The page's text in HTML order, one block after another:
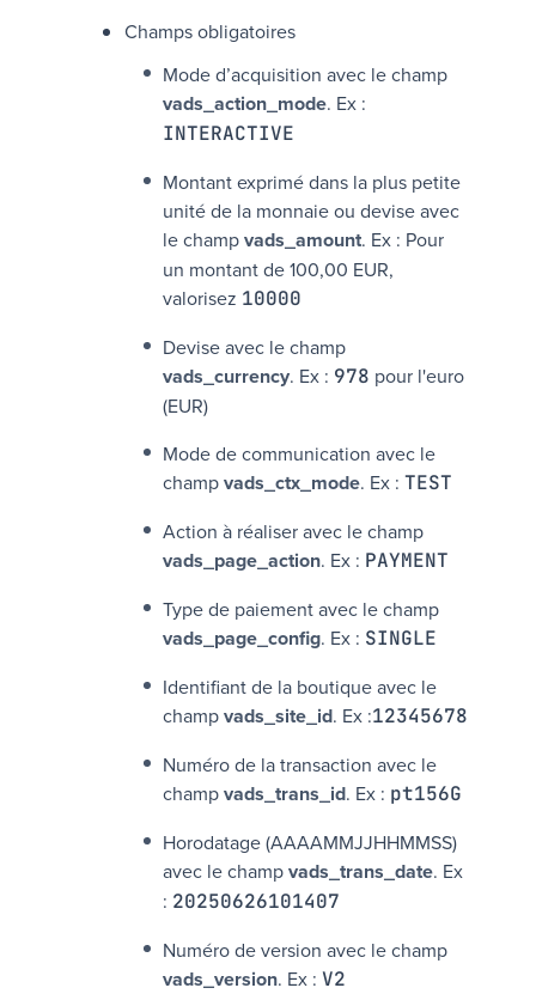
Champs obligatoires
Mode d’acquisition avec le champ
vads_action_mode. Ex :
INTERACTIVE
Montant exprimé dans la plus petite
unité de la monnaie ou devise avec
le champvads_amount. Ex : Pour
un montant de100,00 EUR,
valorisez 10000
Devise avec le champ
vads_currency. Ex : 978 pour l'euro
(EUR)
Mode de communication avec le
champvads_ctx_mode. Ex : TEST
Action à réaliser avec le champ
vads_page_action. Ex : PAYMENT
Type de paiement avec le champ
vads_page_config. Ex : SINGLE
Identifiant de la boutique avec le
champvads_site_id. Ex :12345678
Numéro de la transaction avec le
champvads_trans_id. Ex : pt156G
Horodatage (AAAAMMJJHHMMSS)
avec le champvads_trans_date. Ex
: 20250626101407
Numéro de version avec le champ
vads_version. Ex : V2